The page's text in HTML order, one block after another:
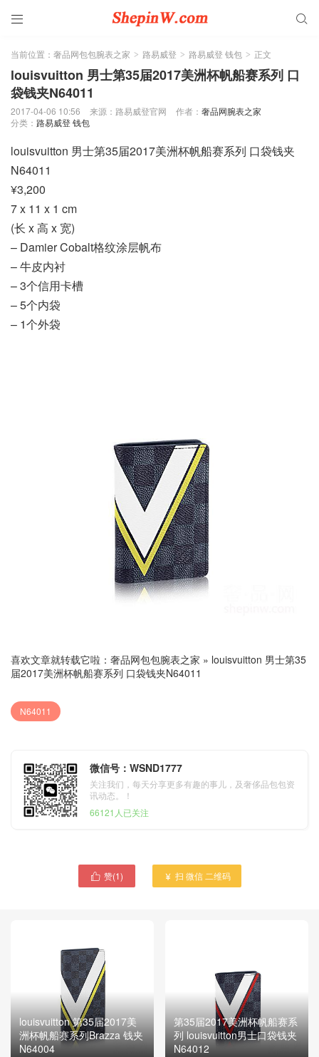
 
当前位置： 奢品网包包腕表之家 > 路易威登 > 路易威登 钱包 > 正文
louisvuitton 男士第35届2017美洲杯帆船赛系列 口
袋钱夹N64011
2017-04-06 10:56 来源：路易威登官网 作者： 奢品网腕表之家
分类： 路易威登 钱包
louisvuitton 男士第35届2017美洲杯帆船赛系列 口袋钱夹
N64011
¥3,200
7 x 11 x 1 cm
(长 x 高 x 宽)
– Damier Cobalt格纹涂层帆布
– 牛皮内衬
– 3个信用卡槽
– 5个内袋
– 1个外袋
喜欢文章就转载它啦： 奢品网包包腕表之家 » louisvuitton 男士第35
届2017美洲杯帆船赛系列 口袋钱夹N64011
N64011
微信号：WSND1777
关注我们，每天分享更多有趣的事儿，及奢侈品包包资
讯动态。！
66121人已关注
 赞(1)  扫 微信 二维码
louisvuitton 第35届2017美
洲杯帆船赛系列Brazza 钱夹
N64004
第35届2017美洲杯帆船赛系
列 louisvuitton男士口袋钱夹
N64012